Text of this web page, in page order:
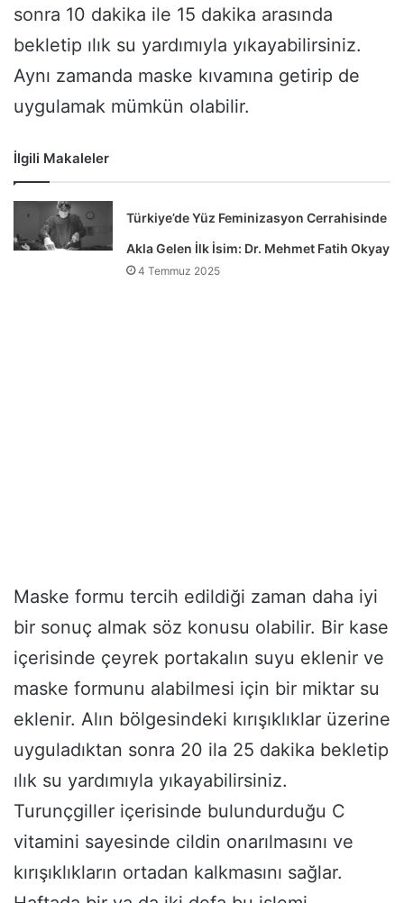
sonra 10 dakika ile 15 dakika arasında
bekletip ılık su yardımıyla yıkayabilirsiniz.
Aynı zamanda maske kıvamına getirip de
uygulamak mümkün olabilir.
İlgili Makaleler
Türkiye’de Yüz Feminizasyon Cerrahisinde
Akla Gelen İlk İsim: Dr. Mehmet Fatih Okyay
4 Temmuz 2025
Maske formu tercih edildiği zaman daha iyi
bir sonuç almak söz konusu olabilir. Bir kase
içerisinde çeyrek portakalın suyu eklenir ve
maske formunu alabilmesi için bir miktar su
eklenir. Alın bölgesindeki kırışıklıklar üzerine
uyguladıktan sonra 20 ila 25 dakika bekletip
ılık su yardımıyla yıkayabilirsiniz.
Turunçgiller içerisinde bulundurduğu C
vitamini sayesinde cildin onarılmasını ve
kırışıklıkların ortadan kalkmasını sağlar.